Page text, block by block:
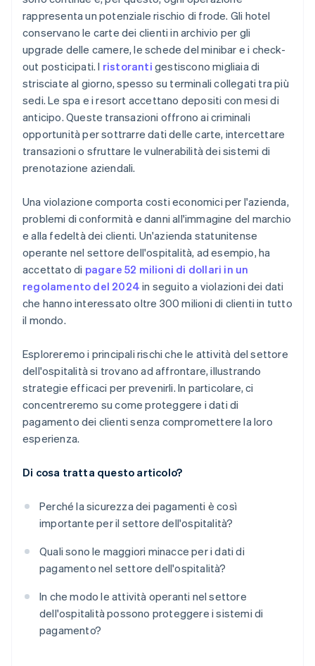
parte dei dipendenti
Sostituisci l’hardware obsoleto prima che i criminali
lo sfruttino
rappresenta un potenziale rischio di frode. Gli hotel
conservano le carte dei clienti in archivio per gli
upgrade delle camere, le schede del minibar e i check-
out posticipati. I ristoranti gestiscono migliaia di
strisciate al giorno, spesso su terminali collegati tra più
sedi. Le spa e i resort accettano depositi con mesi di
anticipo. Queste transazioni offrono ai criminali
opportunità per sottrarre dati delle carte, intercettare
transazioni o sfruttare le vulnerabilità dei sistemi di
prenotazione aziendali.
Una violazione comporta costi economici per l'azienda,
problemi di conformità e danni all'immagine del marchio
e alla fedeltà dei clienti. Un'azienda statunitense
operante nel settore dell'ospitalità, ad esempio, ha
accettato di pagare 52 milioni di dollari in un
regolamento del 2024 in seguito a violazioni dei dati
che hanno interessato oltre 300 milioni di clienti in tutto
il mondo.
Esploreremo i principali rischi che le attività del settore
dell'ospitalità si trovano ad affrontare, illustrando
strategie efficaci per prevenirli. In particolare, ci
concentreremo su come proteggere i dati di
pagamento dei clienti senza compromettere la loro
esperienza.
Di cosa tratta questo articolo?
Perché la sicurezza dei pagamenti è così
importante per il settore dell'ospitalità?
Quali sono le maggiori minacce per i dati di
pagamento nel settore dell'ospitalità?
In che modo le attività operanti nel settore
dell'ospitalità possono proteggere i sistemi di
pagamento?